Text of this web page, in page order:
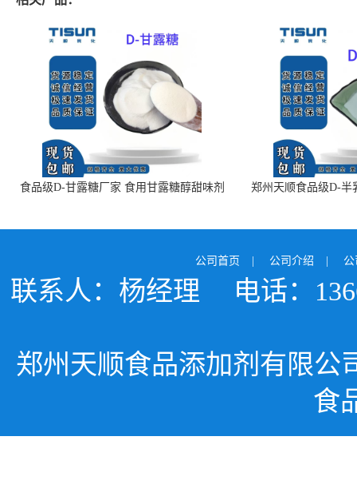
食品级D-甘露糖厂家 食用甘露糖醇甜味剂
郑州天顺食品级D-半
公司首页 | 公司介绍 |
联系人：杨经理 电话：
郑州天顺食品添加剂有限公
食